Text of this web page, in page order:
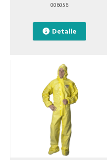
006056
Detalle